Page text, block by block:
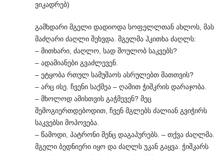
ვიკადრებ)
გამხდარი მგელი დადიოდა სოფელლთან ახლოს, მას
მაძღარი ძაღლი შეხვდა. მგელმა ჰკითხა ძაღლს:
– მითხარი, ძაღლო, სად შოულობ საკვებს?
– ადამიანები გვაძლევენ.
– ეტყობა რთულ სამუშაოს ასრულებთ მათთვის?
– არც ისე. ჩვენი საქმეა – ღამით ჭიშკრის დარაჯობა.
– მხოლოდ ამისთვის გაჭმევენ? მეც
შემოგიერთდებოდით, ჩვენ მგლებს ძალიან გვიჭირს
საკვებსი მოპოვება.
– წამოდი, პატრონი შენც დაგაპურებს. – თქვა ძაღლმა.
მგელი ბედნიერი იყო და ძაღლს უკან გაყვა. ჭიშკარს